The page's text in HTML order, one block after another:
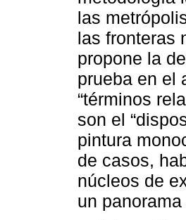
las
las fronteras
propone la
prueba en el
“términos
son el
pintura
de casos,
núcleos de
un